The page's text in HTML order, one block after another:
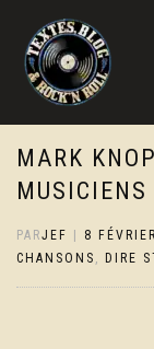
MARK
MUSICIENS
PARJEF 8
CHANSONS , DIRE